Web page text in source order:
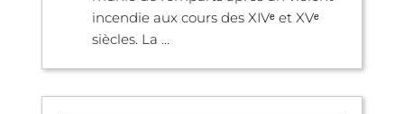
incendie aux cours des XIVᵉ et XVᵉ
siècles. La ...